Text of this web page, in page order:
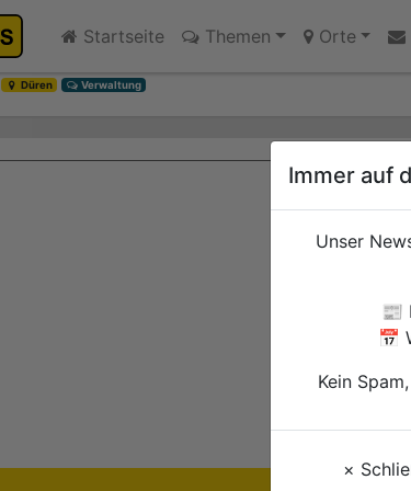
Startseite Themen Orte
Kinder- und Jugendsprecherinnen des
Düren
Verwaltung
Ihre
Immer auf
Unser
📰
📅
Kein
×